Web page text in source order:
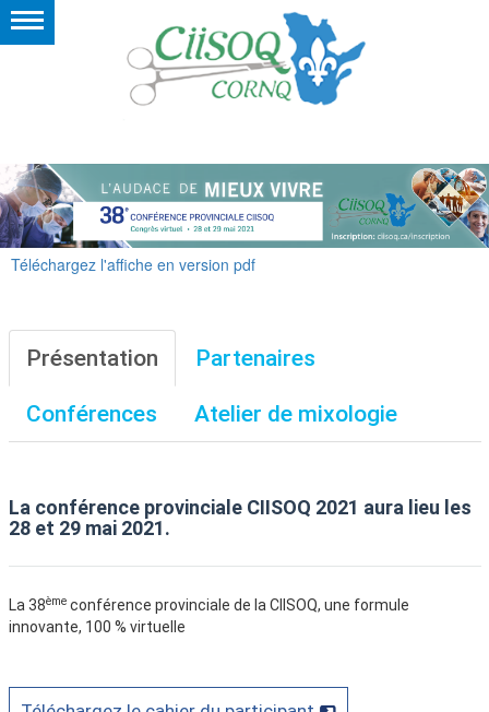
Téléchargez l'affiche en version pdf
Présentation Partenaires
Conférences Atelier de mixologie
La conférence provinciale CIISOQ 2021 aura lieu les
28 et 29 mai 2021.
La 38èmeconférence provinciale de la CIISOQ, une formule
innovante, 100 % virtuelle